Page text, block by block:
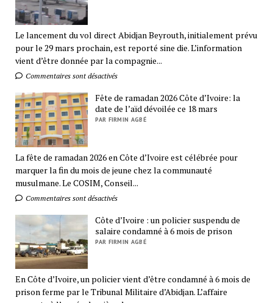
Le lancement du vol direct Abidjan Beyrouth, initialement prévu
pour le 29 mars prochain, est reporté sine die. L’information
vient d’être donnée par la compagnie...
Commentaires sont désactivés
Fête de ramadan 2026 Côte d’Ivoire: la
date de l’aïd dévoilée ce 18 mars
PAR FIRMIN AGBÉ
La fête de ramadan 2026 en Côte d’Ivoire est célébrée pour
marquer la fin du mois de jeune chez la communauté
musulmane. Le COSIM, Conseil...
Commentaires sont désactivés
Côte d’Ivoire : un policier suspendu de
salaire condamné à 6 mois de prison
PAR FIRMIN AGBÉ
En Côte d’Ivoire, un policier vient d’être condamné à 6 mois de
prison ferme par le Tribunal Militaire d’Abidjan. L’affaire